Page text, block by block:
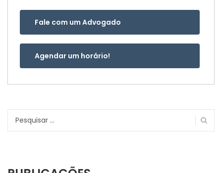
Fale com um Advogado
Agendar um horário!
Pesquisar